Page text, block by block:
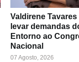
Valdirene
levar demandas
Entorno ao
Nacional
07 Agosto, 2026